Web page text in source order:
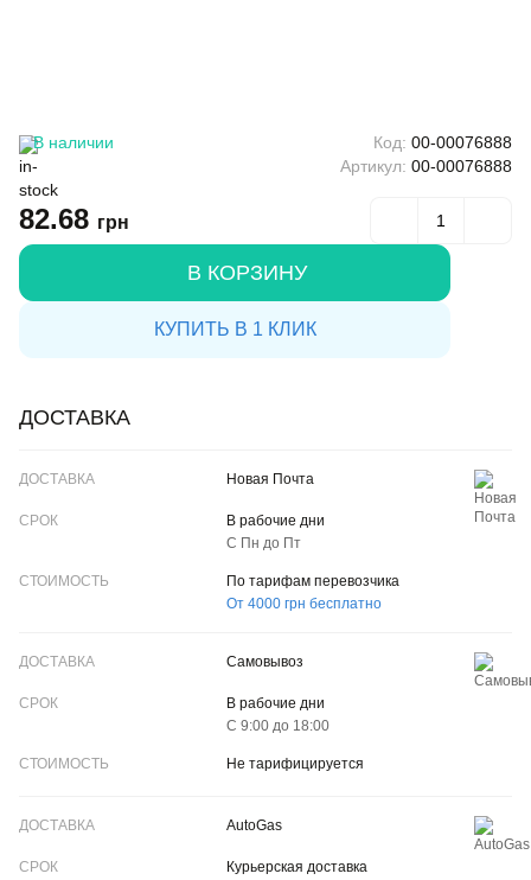
В наличии Код: 00-00076888
Артикул: 00-00076888
82.68 грн
В КОРЗИНУ
КУПИТЬ В 1 КЛИК
ДОСТАВКА
ДОСТАВКА
СРОК
Новая Почта
В рабочие дни
С Пн до Пт
По тарифам перевозчика
От 4000 грн бесплатно
Самовывоз
В рабочие дни
С 9:00 до 18:00
Не тарифицируется
AutoGas
Курьерская доставка